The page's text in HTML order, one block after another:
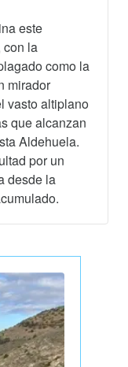
este
con la
como la
mirador
vasto altiplano
que alcanzan
Aldehuela.
por un
desde la